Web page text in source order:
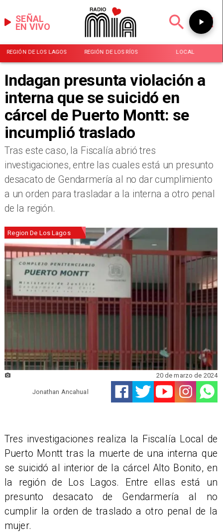
EN VIVO
SEÑAL
REGIÓN DE LOS LAGOS REGIÓN DE LOS RÍOS LOCAL
Indagan presunta violación a
interna que se suicidó en
cárcel de Puerto Montt: se
incumplió traslado
​Tras este caso, la Fiscalía abrió tres
investigaciones, entre las cuales está un presunto
desacato de Gendarmería al no dar cumplimiento
a un orden para trasladar a la interna a otro penal
de la región.
Region De Los Lagos
Jonathan Ancahual
20 de marzo de 2024
Tres investigaciones realiza la Fiscalía Local de
Puerto Montt tras la muerte de una interna que
se suicidó al interior de la cárcel Alto Bonito, en
la región de Los Lagos. Entre ellas está un
presunto desacato de Gendarmería al no
cumplir la orden de traslado a otro penal de la
mujer.